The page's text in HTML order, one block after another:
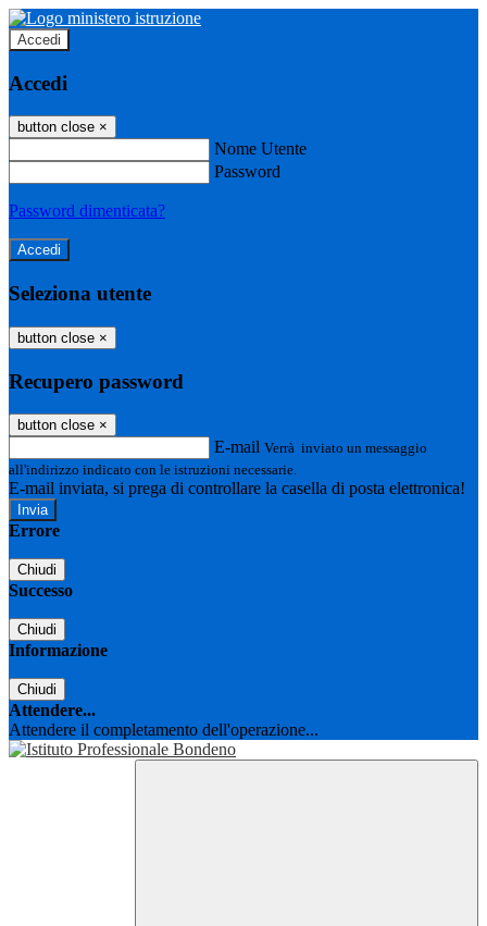
Accedi
Accedi
button close ×
Nome Utente
Password
Password dimenticata?
Seleziona utente
button close ×
Recupero password
button close ×
E-mail Verrà inviato un messaggio
all'indirizzo indicato con le istruzioni necessarie.
E-mail inviata, si prega di controllare la casella di posta elettronica!
Errore
Chiudi
Successo
Chiudi
Informazione
Chiudi
Attendere...
Attendere il completamento dell'operazione...